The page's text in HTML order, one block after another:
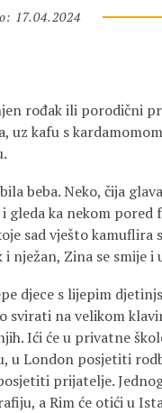
17.04.2024
rođak ili porodični
uz kafu s
beba. Neko, čija
gleda ka nekom
sad vješto
nježan, Zina se smije
djece s lijepim
svirati na velikom
Ići će u privatne
u London posjetiti
prijatelje.
a Rim će otići u